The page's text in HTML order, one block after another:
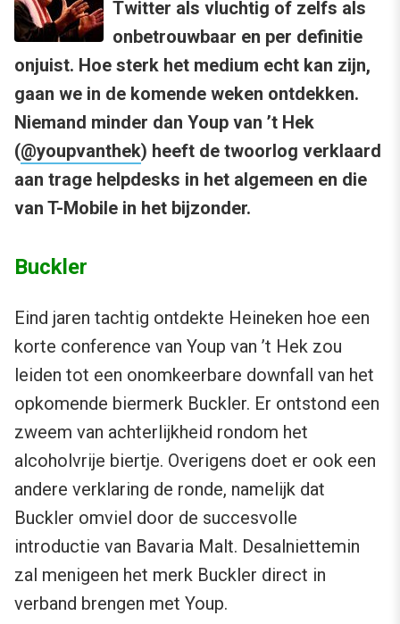
Twitter als vluchtig of zelfs als
onbetrouwbaar en per definitie
onjuist. Hoe sterk het medium echt kan zijn,
gaan we in de komende weken ontdekken.
Niemand minder dan Youp van ’t Hek
(@youpvanthek) heeft de twoorlog verklaard
aan trage helpdesks in het algemeen en die
van T-Mobile in het bijzonder.
Buckler
Eind jaren tachtig ontdekte Heineken hoe een
korte conference van Youp van ’t Hek zou
leiden tot een onomkeerbare downfall van het
opkomende biermerk Buckler. Er ontstond een
zweem van achterlijkheid rondom het
alcoholvrije biertje. Overigens doet er ook een
andere verklaring de ronde, namelijk dat
Buckler omviel door de succesvolle
introductie van Bavaria Malt. Desalniettemin
zal menigeen het merk Buckler direct in
verband brengen met Youp.